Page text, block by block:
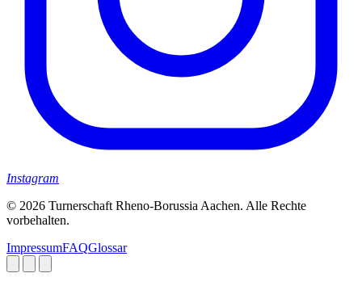
Instagram
© 2026 Turnerschaft Rheno-Borussia Aachen. Alle Rechte
vorbehalten.
ImpressumFAQGlossar